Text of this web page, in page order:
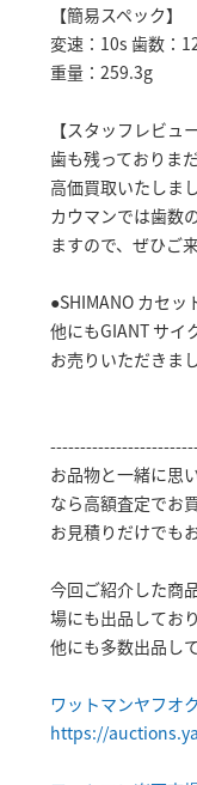
【簡易スペック】
変速：10s 歯数：
重量：259.3g
【スタッフレビュー
歯も残っておりま
高価買取いたしま
カウマンでは歯数
ますので、ぜひご
●SHIMANO カセ
他にもGIANT サイ
お売りいただきまし
お品物と一緒に思
なら高額査定でお
お見積りだけでも
今回ご紹介した商
場にも出品しており
他にも多数出品し
ワットマンヤフオ
https://